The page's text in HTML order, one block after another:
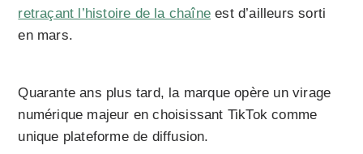
retraçant l’histoire de la chaîne est d’ailleurs sorti
en mars.
Quarante ans plus tard, la marque opère un virage
numérique majeur en choisissant TikTok comme
unique plateforme de diffusion.